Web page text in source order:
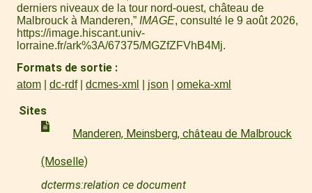
derniers niveaux de la tour nord-ouest, château de
Malbrouck à Manderen,” IMAGE, consulté le 9 août 2026,
https://image.hiscant.univ-
lorraine.fr/ark%3A/67375/MGZfZFVhB4Mj.
Formats de sortie
atom dc-rdf dcmes-xml json omeka-xml
Sites
Manderen, Meinsberg, château de Malbrouck
(Moselle)
dcterms:relation ce document